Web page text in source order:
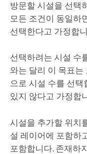
방문할 시설을 선택
모든 조건이 동일하
선택한다고 가정합
선택하려는 시설 수
와는 달리 이 목표는
으로 시설 수를 선택
있지 않다고 가정합
시설을 추가할 위치
설 레이어에 포함하
포함합니다. 존재하